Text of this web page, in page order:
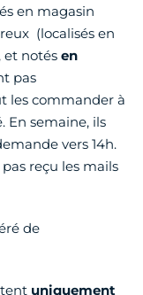
en magasin
(localisés en
et notés en
pas
les commander à
En semaine, ils
vers 14h.
reçu les mails
de
uniquement